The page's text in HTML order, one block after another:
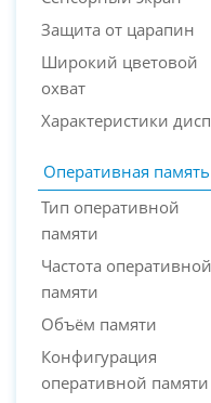
Защита от царапин
Широкий цветовой
охват
Характеристики
Оперативная память
Тип оперативной
памяти
Частота оперативной
памяти
Объём памяти
Конфигурация
оперативной памяти